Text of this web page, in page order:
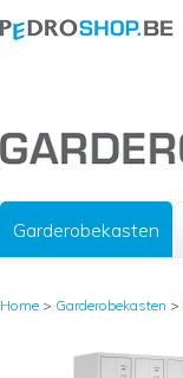
Garderobekasten
Home > Garderobekasten >